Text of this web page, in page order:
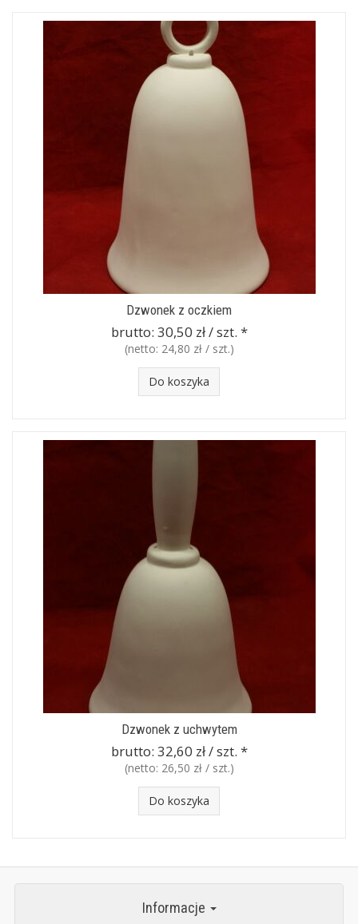
Dzwonek z oczkiem
brutto: 30,50 zł / szt. *
(netto: 24,80 zł / szt.)
Do koszyka
Dzwonek z uchwytem
brutto: 32,60 zł / szt. *
(netto: 26,50 zł / szt.)
Do koszyka
Informacje